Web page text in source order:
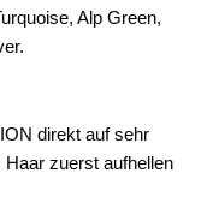
Alp Green,
direkt auf sehr
zuerst aufhellen